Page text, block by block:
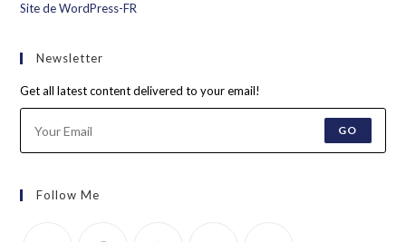
Site de WordPress-FR
Newsletter
Get all latest content delivered to your email!
GO
Follow Me